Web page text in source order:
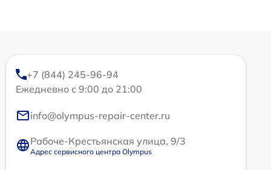
+7 (844) 245-96-94
Ежедневно с 9:00 до 21:00
info@olympus-repair-center.ru
Рабоче-Крестьянская улица, 9/3
Адрес сервисного центра Olympus